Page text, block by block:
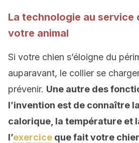
La technologie au service
votre animal
Si votre chien s’éloigne du
auparavant, le collier se
prévenir. Une autre des
l’invention est de connaître
calorique, la température et
l’exercice que fait votre